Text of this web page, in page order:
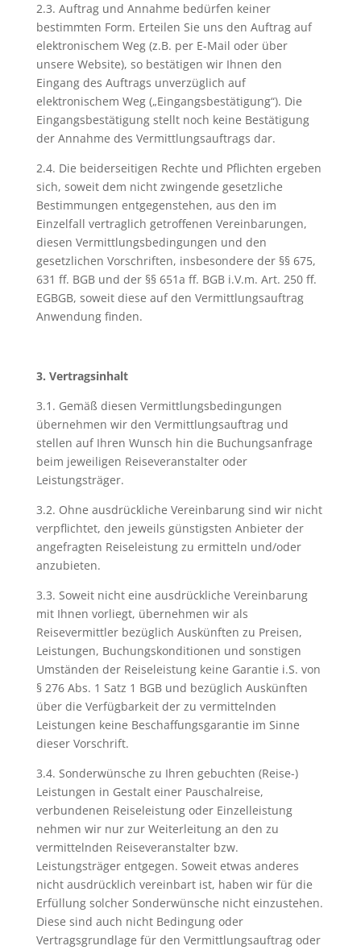
2.3. Auftrag und Annahme bedürfen keiner
bestimmten Form. Erteilen Sie uns den Auftrag auf
elektronischem Weg (z.B. per E-Mail oder über
unsere Website), so bestätigen wir Ihnen den
Eingang des Auftrags unverzüglich auf
elektronischem Weg („Eingangsbestätigung“). Die
Eingangsbestätigung stellt noch keine Bestätigung
der Annahme des Vermittlungsauftrags dar.
2.4. Die beiderseitigen Rechte und Pflichten ergeben
sich, soweit dem nicht zwingende gesetzliche
Bestimmungen entgegenstehen, aus den im
Einzelfall vertraglich getroffenen Vereinbarungen,
diesen Vermittlungsbedingungen und den
gesetzlichen Vorschriften, insbesondere der §§ 675,
631 ff. BGB und der §§ 651a ff. BGB i.V.m. Art. 250 ff.
EGBGB, soweit diese auf den Vermittlungsauftrag
Anwendung finden.
3. Vertragsinhalt
3.1. Gemäß diesen Vermittlungsbedingungen
übernehmen wir den Vermittlungsauftrag und
stellen auf Ihren Wunsch hin die Buchungsanfrage
beim jeweiligen Reiseveranstalter oder
Leistungsträger.
3.2. Ohne ausdrückliche Vereinbarung sind wir nicht
verpflichtet, den jeweils günstigsten Anbieter der
angefragten Reiseleistung zu ermitteln und/oder
anzubieten.
3.3. Soweit nicht eine ausdrückliche Vereinbarung
mit Ihnen vorliegt, übernehmen wir als
Reisevermittler bezüglich Auskünften zu Preisen,
Leistungen, Buchungskonditionen und sonstigen
Umständen der Reiseleistung keine Garantie i.S. von
§ 276 Abs. 1 Satz 1 BGB und bezüglich Auskünften
über die Verfügbarkeit der zu vermittelnden
Leistungen keine Beschaffungsgarantie im Sinne
dieser Vorschrift.
3.4. Sonderwünsche zu Ihren gebuchten (Reise-)
Leistungen in Gestalt einer Pauschalreise,
verbundenen Reiseleistung oder Einzelleistung
nehmen wir nur zur Weiterleitung an den zu
vermittelnden Reiseveranstalter bzw.
Leistungsträger entgegen. Soweit etwas anderes
nicht ausdrücklich vereinbart ist, haben wir für die
Erfüllung solcher Sonderwünsche nicht einzustehen.
Diese sind auch nicht Bedingung oder
Vertragsgrundlage für den Vermittlungsauftrag oder